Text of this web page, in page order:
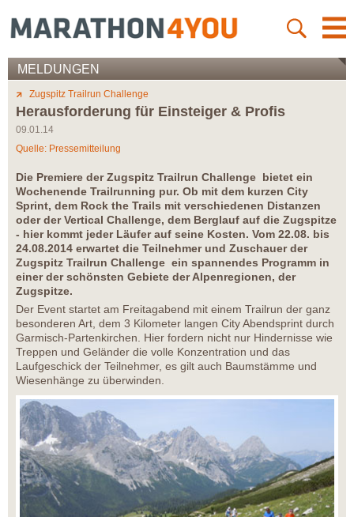
MELDUNGEN
Zugspitz Trailrun Challenge
Herausforderung für Einsteiger & Profis
09.01.14
Quelle: Pressemitteilung
Die Premiere der Zugspitz Trailrun Challenge bietet ein
Wochenende Trailrunning pur. Ob mit dem kurzen City
Sprint, dem Rock the Trails mit verschiedenen Distanzen
oder der Vertical Challenge, dem Berglauf auf die Zugspitze
- hier kommt jeder Läufer auf seine Kosten. Vom 22.08. bis
24.08.2014 erwartet die Teilnehmer und Zuschauer der
Zugspitz Trailrun Challenge ein spannendes Programm in
einer der schönsten Gebiete der Alpenregionen, der
Zugspitze.
Der Event startet am Freitagabend mit einem Trailrun der ganz
besonderen Art, dem 3 Kilometer langen City Abendsprint durch
Garmisch-Partenkirchen. Hier fordern nicht nur Hindernisse wie
Treppen und Geländer die volle Konzentration und das
Laufgeschick der Teilnehmer, es gilt auch Baumstämme und
Wiesenhänge zu überwinden.